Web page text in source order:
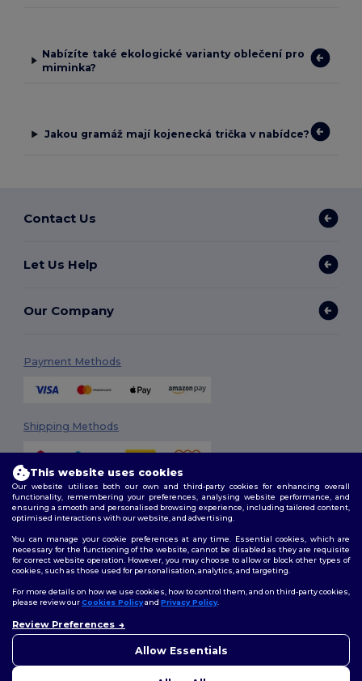
Nabízíte také ekologické varianty oblečení pro
miminka?
Jakou gramáž mají kojenecká trička v nabídce?
Contact Us
Let Us Help
Our Company
Payment Methods
Shipping Methods
2026. All Rights Reserved
Terms & Conditions| Customization Policy
Policy|Site Map
Follow Us
This website uses cookies
Our website utilises both our own and third-party cookies for enhancing overall
functionality, remembering your preferences, analysing website performance, and
ensuring a smooth and personalised browsing experience, including tailored content,
optimised interactions with our website, and advertising.
You can manage your cookie preferences at any time. Essential cookies, which are
necessary for the functioning of the website, cannot be disabled as they are requisite
for correct website operation. However, you may choose to allow or block other types of
cookies, such as those used for personalisation, analytics, and targeting.
For more details on how we use cookies, how to control them, and on third-party cookies,
please review ourCookies Policyand Privacy Policy.
Review Preferences
Allow Essentials
nebo obavy, můžete nás